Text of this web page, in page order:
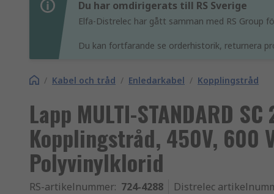
Du har omdirigerats till RS Sverige
Elfa-Distrelec har gått samman med RS Group
Du kan fortfarande se orderhistorik, returnera
/ Kabel och tråd / Enledarkabel / Kopplingstråd
Lapp MULTI-STANDARD
Kopplingstråd, 450V, 600
Polyvinylklorid
RS-artikelnummer: 724-4288 Distrelec